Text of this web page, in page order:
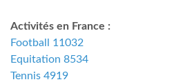
Activités en France :
Football 11032
Equitation 8534
Tennis 4919